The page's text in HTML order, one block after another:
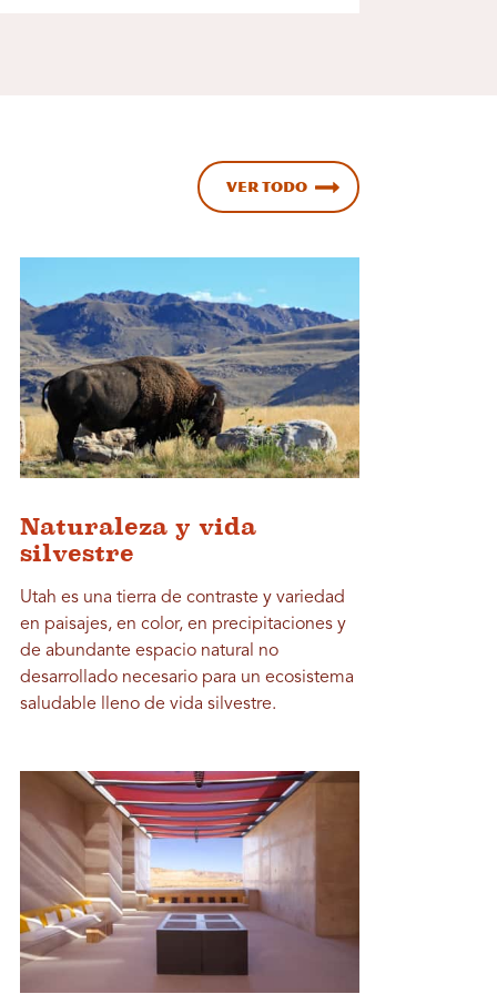
Ver todo
Naturaleza y vida
silvestre
Utah es una tierra de contraste y variedad
en paisajes, en color, en precipitaciones y
de abundante espacio natural no
desarrollado necesario para un ecosistema
saludable lleno de vida silvestre.